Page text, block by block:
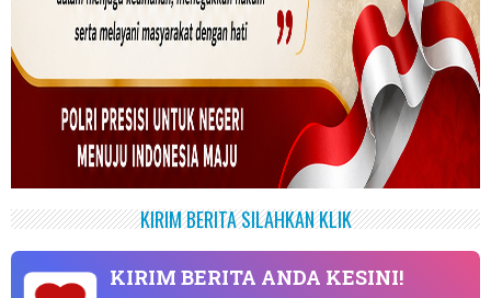
KIRIM BERITA SILAHKAN KLIK
KIRIM BERITA ANDA KESINI!